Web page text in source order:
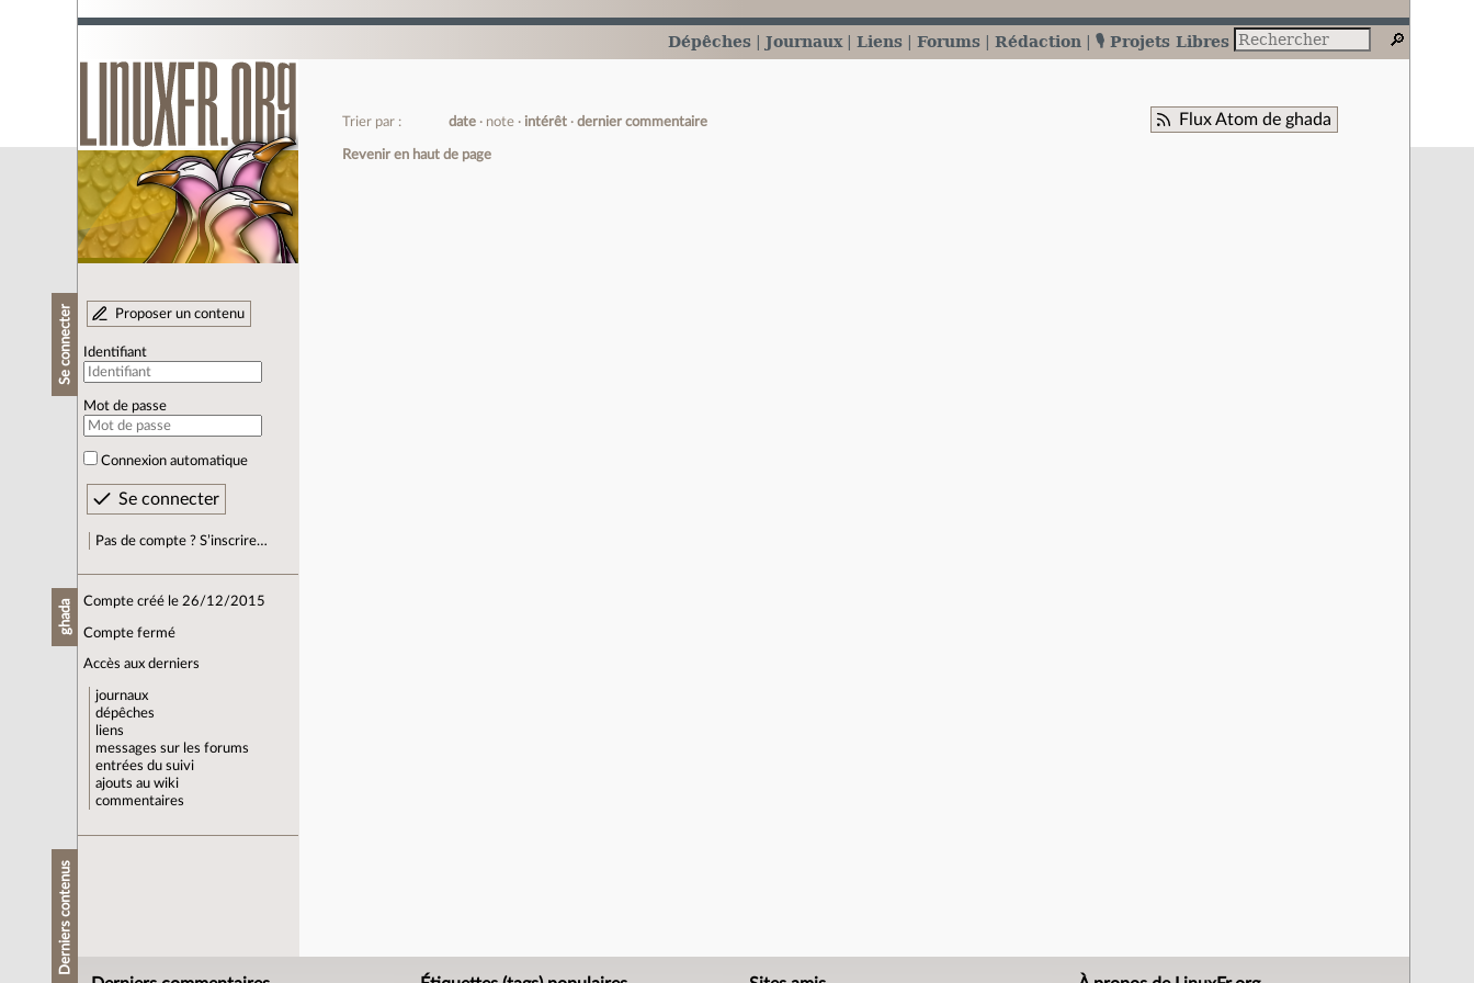
Dépêches Journaux Liens Forums Rédaction 🎙️ Projets Libres
Se connecter Proposer un contenu
Identifiant
Mot de passe
Connexion automatique
Pas de compte ? S’inscrire…
ghada Compte créé le 26/12/2015
Compte fermé
Accès aux derniers
journaux
dépêches
liens
messages sur les forums
entrées du suivi
ajouts au wiki
commentaires
Derniers contenus
Flux Atom de ghada
Trier par : date note intérêt dernier commentaire
Revenir en haut de page